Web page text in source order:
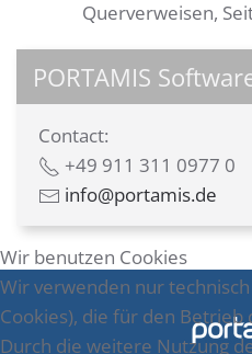
Querverweisen,
PORTAMIS
Contact:
+49 911 311 0977 0
info@portamis.de
Wir benutzen Cookies
Wir verwenden nur
Cookies), die für den
Durch die weitere Nutzung